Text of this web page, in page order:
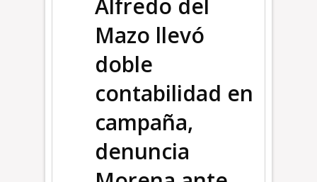
Alfredo del
Mazo llevó
doble
contabilidad en
campaña,
denuncia